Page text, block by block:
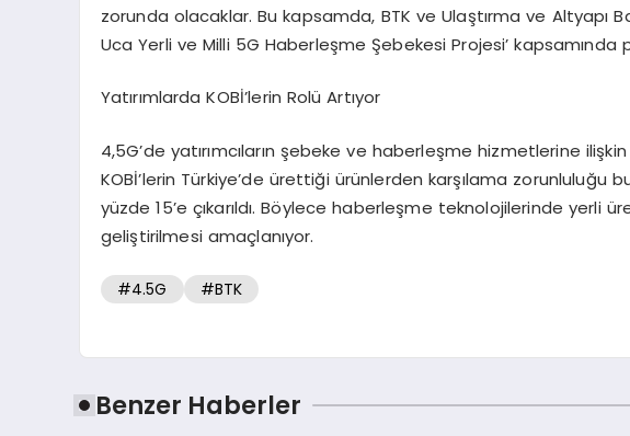
zorunda olacaklar. Bu kapsamda, BTK ve Ulaştırma ve Altyapı
Uca Yerli ve Milli 5G Haberleşme Şebekesi Projesi’
Yatırımlarda KOBİ’lerin Rolü Artıyor
4,5G’de yatırımcıların şebeke ve haberleşme hizmetlerine
KOBİ’lerin Türkiye’de ürettiği ürünlerden karşılama
yüzde 15’e çıkarıldı. Böylece haberleşme teknolojilerinde yerli
geliştirilmesi amaçlanıyor.
#4.5G #BTK
Benzer Haberler